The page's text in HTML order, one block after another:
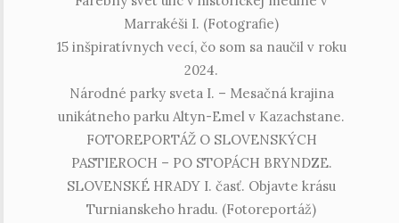
Marrakéši I. (Fotografie)
15 inšpiratívnych vecí, čo som sa naučil v roku
2024.
Národné parky sveta I. – Mesačná krajina
unikátneho parku Altyn-Emel v Kazachstane.
FOTOREPORTÁŽ O SLOVENSKÝCH
PASTIEROCH – PO STOPÁCH BRYNDZE.
SLOVENSKÉ HRADY I. časť. Objavte krásu
Turnianskeho hradu. (Fotoreportáž)